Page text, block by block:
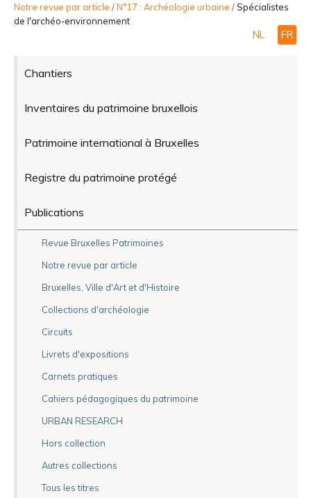
PARTICIPER
Notre revue par article /N°17 : Archéologie urbaine /Spécialistes
de l'archéo-environnement
NL FR
Chantiers
Inventaires du patrimoine bruxellois
Patrimoine international à Bruxelles
Registre du patrimoine protégé
Publications
Revue Bruxelles Patrimoines
Notre revue par article
Bruxelles, Ville d'Art et d'Histoire
Collections d'archéologie
Circuits
Livrets d'expositions
Carnets pratiques
Cahiers pédagogiques du patrimoine
URBAN RESEARCH
Hors collection
Autres collections
Tous les titres